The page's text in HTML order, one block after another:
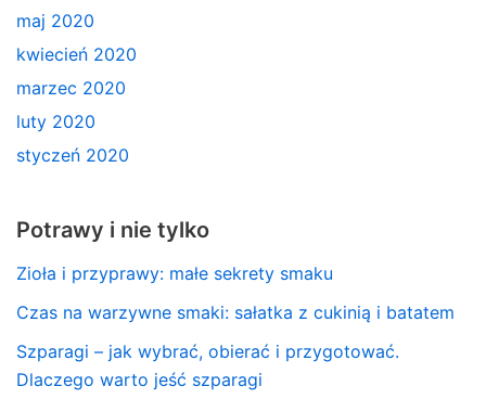
maj 2020
kwiecień 2020
marzec 2020
luty 2020
styczeń 2020
Potrawy i nie tylko
Zioła i przyprawy: małe sekrety smaku
Czas na warzywne smaki: sałatka z cukinią i batatem
Szparagi – jak wybrać, obierać i przygotować.
Dlaczego warto jeść szparagi